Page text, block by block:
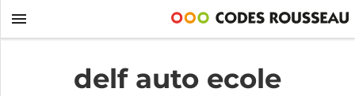
delf auto ecole